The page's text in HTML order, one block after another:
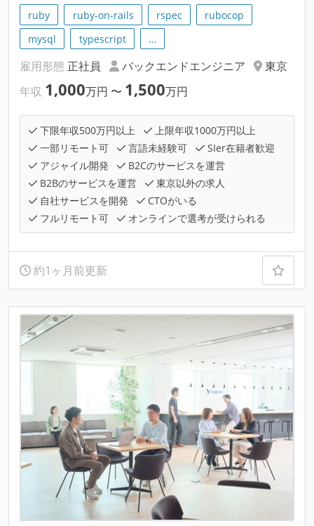
ruby ruby-on-rails rspec
rubocop
mysql
typescript …
雇用形態 正社員 バックエンドエンジニア
東京
年収 1,000万円 〜 1,500万円
下限年収500万円以上
上限年収1000万円以上
一部リモート可
言語未経験可
SIer在籍者歓迎
アジャイル開発
B2Cのサービスを運営
B2Bのサービスを運営
東京以外の求人
自社サービスを開発
CTOがいる
フルリモート可
オンラインで選考が受けられる
約1ヶ月前更新